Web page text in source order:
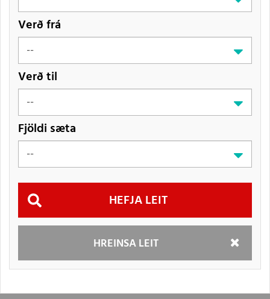
Verð frá
Verð til
Fjöldi sæta
HREINSA LEIT
Hefja